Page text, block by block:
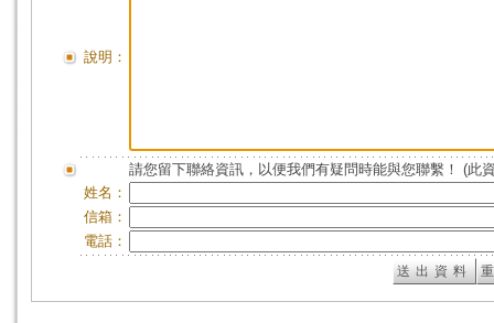
說明：
請您留下聯絡資訊，以便我們有疑問時能與您聯繫！ (此
姓名：
信箱：
電話：